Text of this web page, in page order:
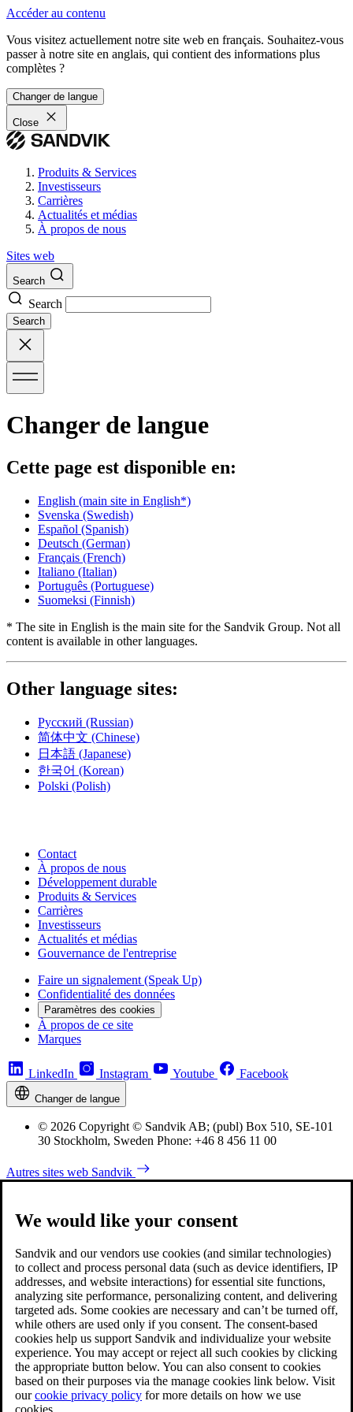
Accéder au contenu
Vous visitez actuellement notre site web en français. Souhaitez-vous
passer à notre site en anglais, qui contient des informations plus
complètes ?
Changer de langue
Close
Produits & Services
Investisseurs
Carrières
Actualités et médias
À propos de nous
Sites web
Search
Search
Search
Changer de langue
Cette page est disponible en:
English (main site in English*)
Svenska (Swedish)
Español (Spanish)
Deutsch (German)
Français (French)
Italiano (Italian)
Português (Portuguese)
Suomeksi (Finnish)
* The site in English is the main site for the Sandvik Group. Not all
content is available in other languages.
Other language sites:
Русский (Russian)
简体中文 (Chinese)
日本語 (Japanese)
한국어 (Korean)
Polski (Polish)
Contact
À propos de nous
Développement durable
Produits & Services
Carrières
Investisseurs
Actualités et médias
Gouvernance de l'entreprise
Faire un signalement (Speak Up)
Confidentialité des données
Paramètres des cookies
À propos de ce site
Marques
LinkedIn Instagram Youtube Facebook
Changer de langue
© 2026 Copyright © Sandvik AB; (publ) Box 510, SE-101
30 Stockholm, Sweden Phone: +46 8 456 11 00
Autres sites web Sandvik
We would like your consent
Sandvik and our vendors use cookies (and similar technologies)
to collect and process personal data (such as device identifiers, IP
addresses, and website interactions) for essential site functions,
analyzing site performance, personalizing content, and delivering
targeted ads. Some cookies are necessary and can’t be turned off,
while others are used only if you consent. The consent-based
cookies help us support Sandvik and individualize your website
experience. You may accept or reject all such cookies by clicking
the appropriate button below. You can also consent to cookies
based on their purposes via the manage cookies link below. Visit
ourcookie privacy policy for more details on how we use